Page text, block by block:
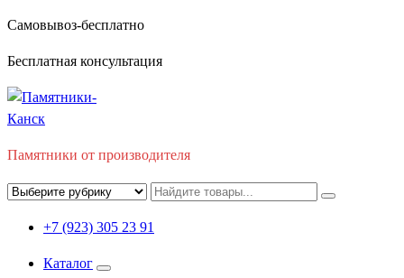
Перейти
содержимому
Самовывоз-бесплатно
Бесплатная консультация
Памятники от производителя
+7 (923) 305 23 91
Каталог